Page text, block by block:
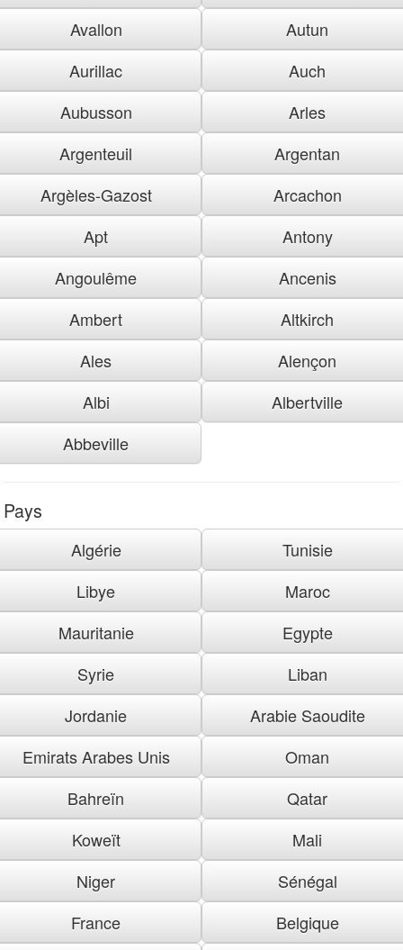
Avallon
Autun
Aurillac
Auch
Aubusson
Arles
Argenteuil
Argentan
Argèles-Gazost
Arcachon
Apt
Antony
Angoulême
Ancenis
Ambert
Altkirch
Ales
Alençon
Albi
Albertville
Abbeville
Pays
Algérie
Tunisie
Libye
Maroc
Mauritanie
Egypte
Syrie
Liban
Jordanie
Arabie Saoudite
Emirats Arabes Unis
Oman
Bahreïn
Qatar
Koweït
Mali
Niger
Sénégal
France
Belgique